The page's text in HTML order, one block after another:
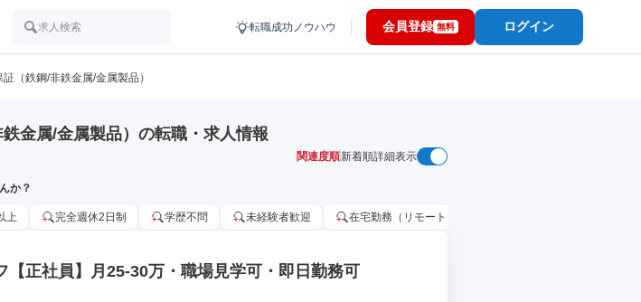
求人検索 転職成功ノウハウ 会員登録 無料 ログイン
（鉄鋼/非鉄金属/金属製品）
金属/金属製品）の転職・求人情報
関連度順新着順詳細表示
か？
上 完全週休2日制 学歴不問 未経験者歓迎 在宅勤務（リモートワーク）OK
【正社員】月25-30万・職場見学可・即日勤務可